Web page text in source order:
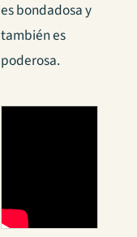
es bondadosa y
también es
poderosa.